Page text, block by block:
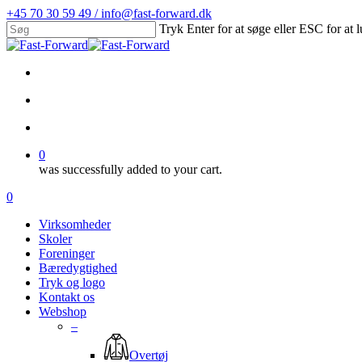
Skip
to
main
+45 70 30 59 49 / info@fast-forward.dk
Tryk Enter for at søge eller ESC for at
Close
0
was successfully added to your cart.
Menu
search
account
0
Virksomheder
Skoler
Foreninger
Bæredygtighed
Tryk og logo
Kontakt os
Webshop
–
Overtøj